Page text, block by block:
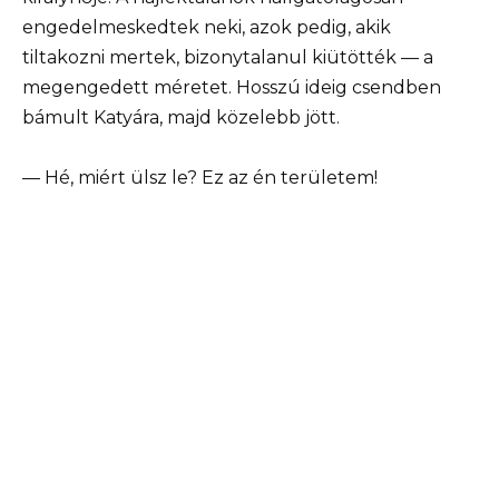
engedelmeskedtek neki, azok pedig, akik
tiltakozni mertek, bizonytalanul kiütötték — a
megengedett méretet. Hosszú ideig csendben
bámult Katyára, majd közelebb jött.
— Hé, miért ülsz le? Ez az én területem!